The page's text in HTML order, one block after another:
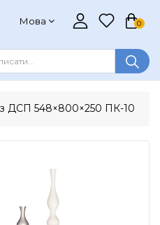
Мова 0
з ДСП 548×800×250 ПК-10